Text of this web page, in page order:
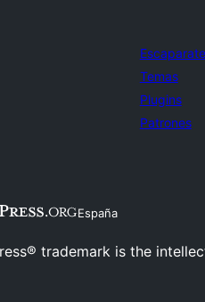
Escaparate
Temas
Plugins
Patrones
España
trademark is the